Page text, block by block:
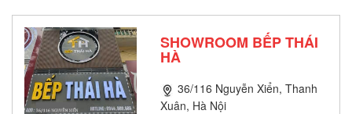
SHOWROOM BẾP THÁI
HÀ
36/116 Nguyễn Xiển, Thanh
Xuân, Hà Nội